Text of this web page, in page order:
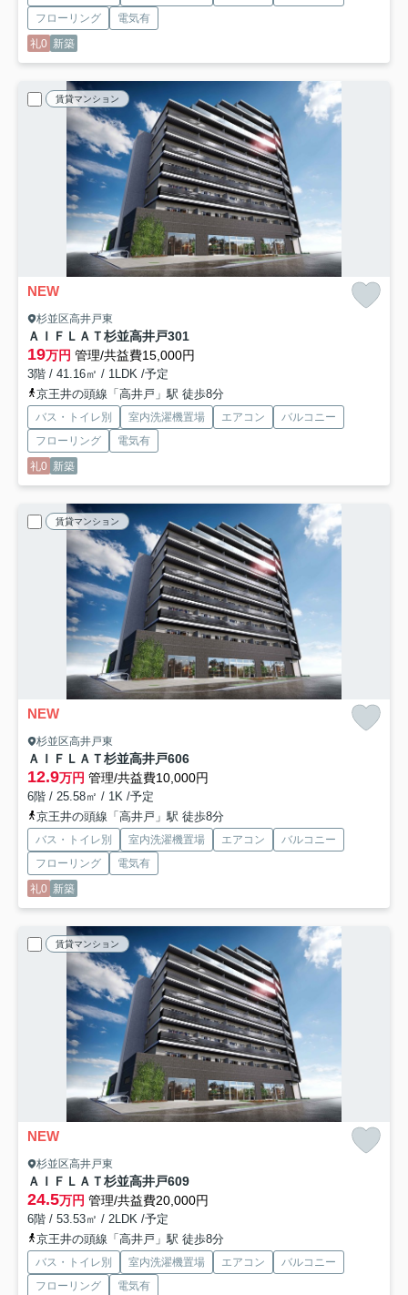
フローリング
電気有
礼0 新築
賃貸マンション
NEW
杉並区高井戸東
ＡＩＦＬＡＴ杉並高井戸301
19万円 管理/共益費15,000円
3階 / 41.16㎡ / 1LDK /予定
京王井の頭線「高井戸」駅 徒歩8分
バス・トイレ別 室内洗濯機置場 エアコン
バルコニー
フローリング
電気有
礼0 新築
賃貸マンション
NEW
杉並区高井戸東
ＡＩＦＬＡＴ杉並高井戸606
12.9万円 管理/共益費10,000円
6階 / 25.58㎡ / 1K /予定
京王井の頭線「高井戸」駅 徒歩8分
バス・トイレ別 室内洗濯機置場 エアコン
バルコニー
フローリング
電気有
礼0 新築
賃貸マンション
NEW
杉並区高井戸東
ＡＩＦＬＡＴ杉並高井戸609
24.5万円 管理/共益費20,000円
6階 / 53.53㎡ / 2LDK /予定
京王井の頭線「高井戸」駅 徒歩8分
バス・トイレ別 室内洗濯機置場 エアコン
バルコニー
フローリング
電気有